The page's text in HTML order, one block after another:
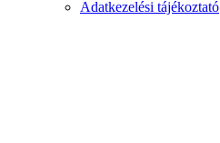
Adatkezelési tájékoztató